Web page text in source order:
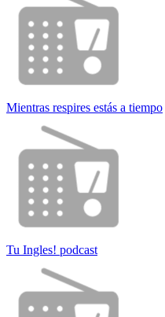
Mientras respires estás a tiempo
Tu Ingles! podcast